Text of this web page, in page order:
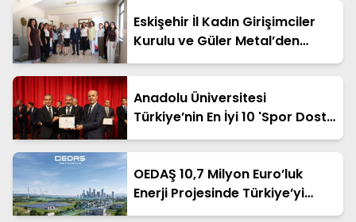
Eskişehir İl Kadın Girişimciler
Kurulu ve Güler Metal’den
"Sanayide Kadın Eli" Protokolü
Anadolu Üniversitesi
Türkiye’nin En İyi 10 'Spor Dostu
Kampüsü' Arasına Girdi
OEDAŞ 10,7 Milyon Euro’luk
Enerji Projesinde Türkiye’yi
Temsil Edecek